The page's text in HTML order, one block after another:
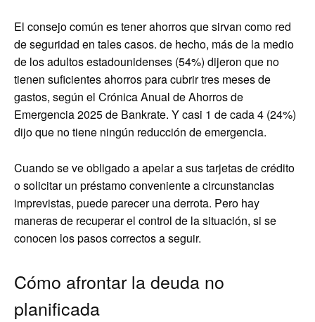
El consejo común es tener ahorros que sirvan como red
de seguridad en tales casos. de hecho, más de la medio
de los adultos estadounidenses (54%) dijeron que no
tienen suficientes ahorros para cubrir tres meses de
gastos, según el Crónica Anual de Ahorros de
Emergencia 2025 de Bankrate. Y casi 1 de cada 4 (24%)
dijo que no tiene ningún reducción de emergencia.
Cuando se ve obligado a apelar a sus tarjetas de crédito
o solicitar un préstamo conveniente a circunstancias
imprevistas, puede parecer una derrota. Pero hay
maneras de recuperar el control de la situación, si se
conocen los pasos correctos a seguir.
Cómo afrontar la deuda no
planificada